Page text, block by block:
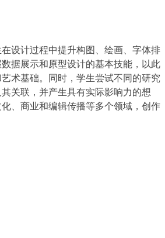
设计过程中提升构图、绘画、字体排
据展示和原型设计的基本技能，以此
术基础。同时，学生尝试不同的研究
关联，并产生具有实际影响力的想
、商业和编辑传播等多个领域，创作